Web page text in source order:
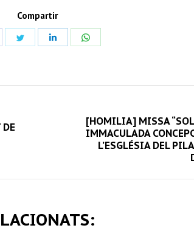
Compartir
Share
Share
[HOMILIA] MISSA
IMMACULADA
L’ESGLÉSIA DEL